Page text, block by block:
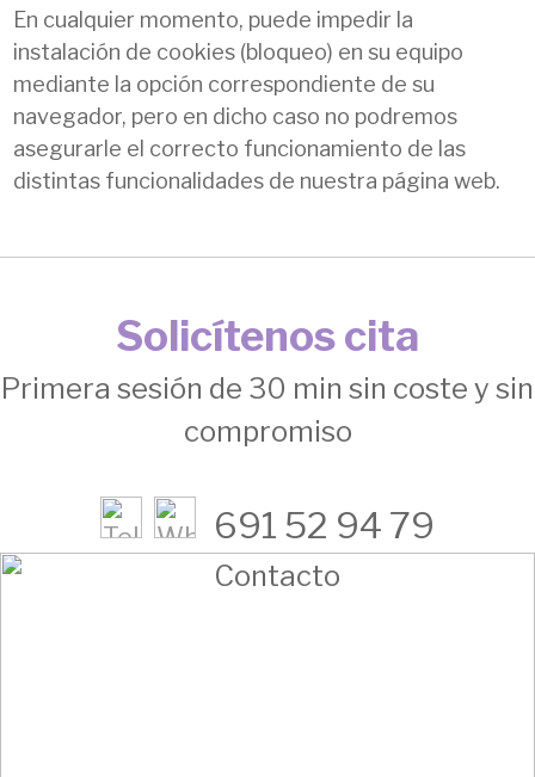
En cualquier momento, puede impedir la
instalación de cookies (bloqueo) en su equipo
mediante la opción correspondiente de su
navegador, pero en dicho caso no podremos
asegurarle el correcto funcionamiento de las
distintas funcionalidades de nuestra página web.
Solicítenos cita
Primera sesión de 30 min sin coste y sin
compromiso
691 52 94 79